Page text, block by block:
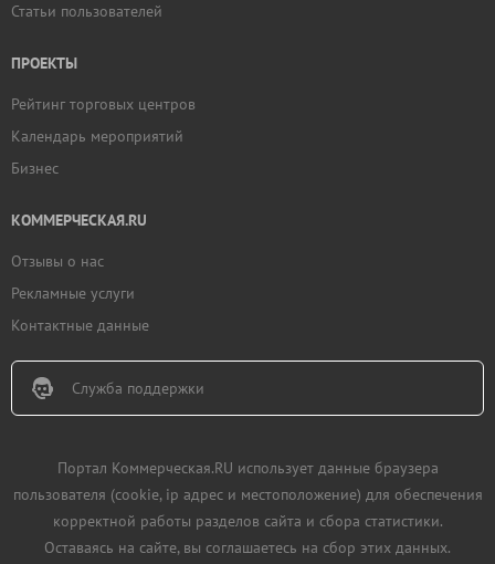
Статьи пользователей
ПРОЕКТЫ
Рейтинг торговых центров
Календарь мероприятий
Бизнес
КОММЕРЧЕСКАЯ.RU
Отзывы о нас
Рекламные услуги
Контактные данные
Служба поддержки
Портал Коммерческая.RU использует данные браузера
пользователя (cookie, ip адрес и местоположение) для обеспечения
корректной работы разделов сайта и сбора статистики.
Оставаясь на сайте, вы соглашаетесь на сбор этих данных.